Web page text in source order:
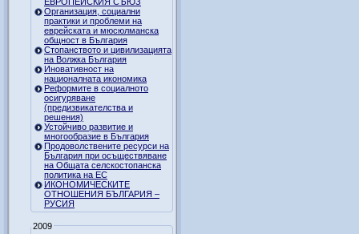
Организация, социални
практики и проблеми на
еврейската и мюсюлманска
общност в България
Стопанството и цивилизацията
на Волжка България
Иновативност на
националната икономика
Реформите в социалното
осигуряване
(предизвикателства и
решения)
Устойчиво развитие и
многообразие в България
Продоволствените ресурси на
България при осъществяване
на Общата селскостопанска
политика на ЕС
ИКОНОМИЧЕСКИТЕ
ОТНОШЕНИЯ БЪЛГАРИЯ –
РУСИЯ
2009